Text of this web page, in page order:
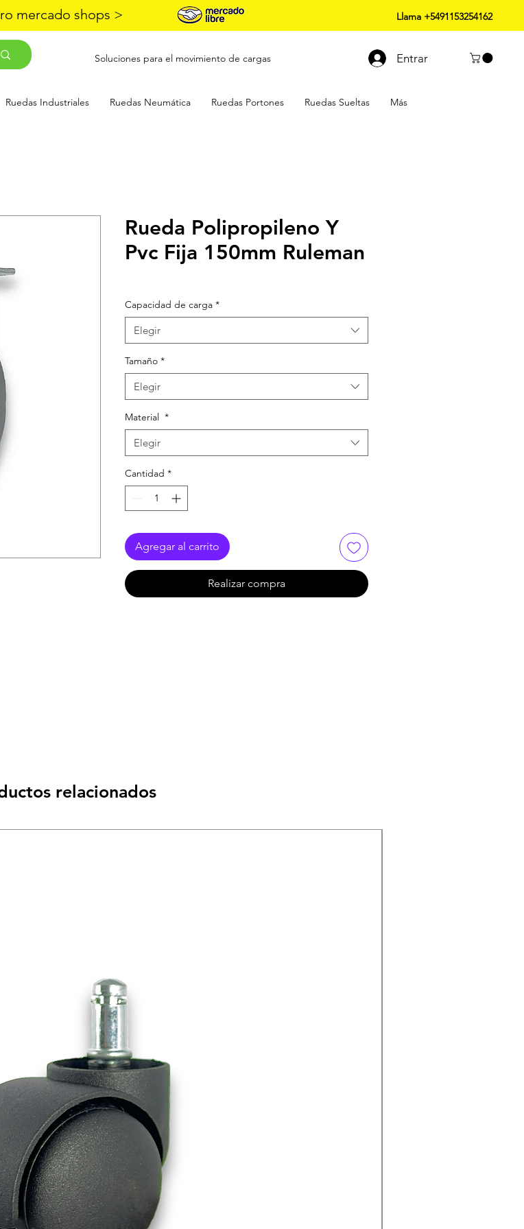
mercado shops > Llama +5491153254162
Entrar
Soluciones para el movimiento de cargas
Ruedas Industriales Ruedas Neumática Ruedas Portones Ruedas Sueltas Más
Rueda Polipropileno Y
Pvc Fija 150mm Ruleman
Capacidad de carga *
Elegir
Tamaño *
Elegir
Material *
Elegir
Cantidad *
Agregar al carrito
Realizar compra
relacionados